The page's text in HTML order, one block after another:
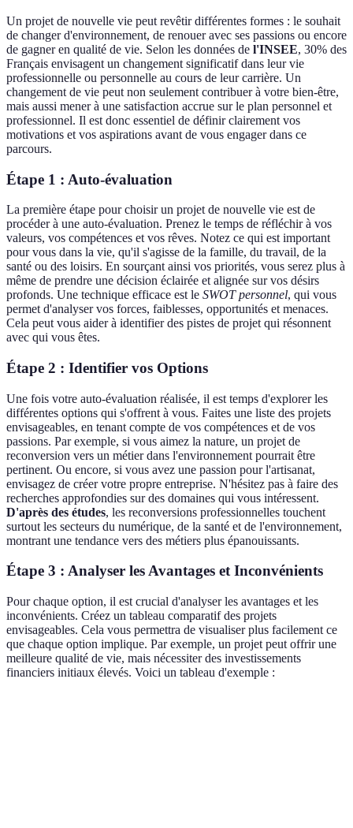
Un projet de nouvelle vie peut revêtir différentes formes : le souhait
de changer d'environnement, de renouer avec ses passions ou encore
de gagner en qualité de vie. Selon les données de l'INSEE, 30% des
Français envisagent un changement significatif dans leur vie
professionnelle ou personnelle au cours de leur carrière. Un
changement de vie peut non seulement contribuer à votre bien-être,
mais aussi mener à une satisfaction accrue sur le plan personnel et
professionnel. Il est donc essentiel de définir clairement vos
motivations et vos aspirations avant de vous engager dans ce
parcours.
Étape 1 : Auto-évaluation
La première étape pour choisir un projet de nouvelle vie est de
procéder à une auto-évaluation. Prenez le temps de réfléchir à vos
valeurs, vos compétences et vos rêves. Notez ce qui est important
pour vous dans la vie, qu'il s'agisse de la famille, du travail, de la
santé ou des loisirs. En sourçant ainsi vos priorités, vous serez plus à
même de prendre une décision éclairée et alignée sur vos désirs
profonds. Une technique efficace est le SWOT personnel, qui vous
permet d'analyser vos forces, faiblesses, opportunités et menaces.
Cela peut vous aider à identifier des pistes de projet qui résonnent
avec qui vous êtes.
Étape 2 : Identifier vos Options
Une fois votre auto-évaluation réalisée, il est temps d'explorer les
différentes options qui s'offrent à vous. Faites une liste des projets
envisageables, en tenant compte de vos compétences et de vos
passions. Par exemple, si vous aimez la nature, un projet de
reconversion vers un métier dans l'environnement pourrait être
pertinent. Ou encore, si vous avez une passion pour l'artisanat,
envisagez de créer votre propre entreprise. N'hésitez pas à faire des
recherches approfondies sur des domaines qui vous intéressent.
D'après des études, les reconversions professionnelles touchent
surtout les secteurs du numérique, de la santé et de l'environnement,
montrant une tendance vers des métiers plus épanouissants.
Étape 3 : Analyser les Avantages et Inconvénients
Pour chaque option, il est crucial d'analyser les avantages et les
inconvénients. Créez un tableau comparatif des projets
envisageables. Cela vous permettra de visualiser plus facilement ce
que chaque option implique. Par exemple, un projet peut offrir une
meilleure qualité de vie, mais nécessiter des investissements
financiers initiaux élevés. Voici un tableau d'exemple :